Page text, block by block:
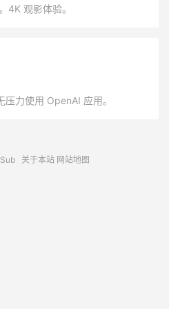
4K 观影体验。
力使用 OpenAI 应用。
关于本站 网站地图